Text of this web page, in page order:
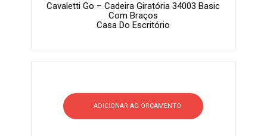
Cavaletti Go – Cadeira Giratória 34003 Basic
Com Braços
Casa Do Escritório
ADICIONAR AO ORÇAMENTO